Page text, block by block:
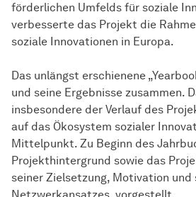
förderlichen Umfelds für soziale
verbesserte das Projekt die
soziale Innovationen in Europa.
Das unlängst erschienene
und seine Ergebnisse zusammen.
insbesondere der Verlauf des
auf das Ökosystem sozialer
Mittelpunkt. Zu Beginn des
Projekthintergrund sowie das
seiner Zielsetzung, Motivation und